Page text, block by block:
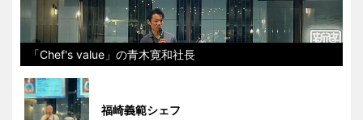
「Chef's value」の青木寛和社長
福崎義範シェフ